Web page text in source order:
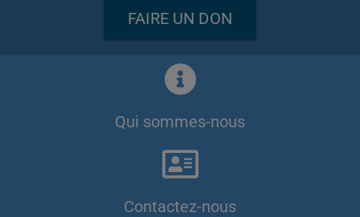
FAIRE UN DON
Qui sommes-nous
Contactez-nous